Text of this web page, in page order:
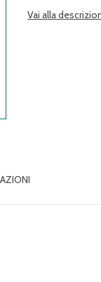
Vai alla